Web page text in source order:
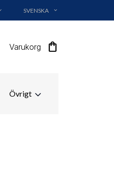
SVENSKA EXPAND_MORE
Varukorg shopping_bag
Övrigt